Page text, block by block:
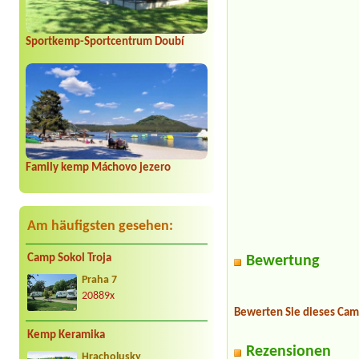
Sportkemp-Sportcentrum Doubí
Family kemp Máchovo jezero
Am häufigsten gesehen:
Camp Sokol Troja
Praha 7
20889x
Kemp Keramika
Bewertung
Bewerten Sie dieses
Rezensionen